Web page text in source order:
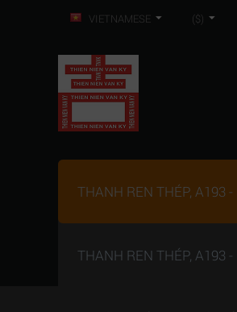
VIETNAMESE ($)
THANH REN THÉP, A193 -
THANH REN THÉP, A193 -